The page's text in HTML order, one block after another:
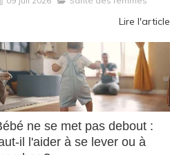
Lire l'article
ne se met pas debout :
il l'aider à se lever ou à